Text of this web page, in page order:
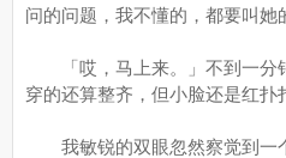
问的问题，我不懂的，都要叫她
「哎，马上来。」不到一分
穿的还算整齐，但小脸还是红扑
我敏锐的双眼忽然察觉到一